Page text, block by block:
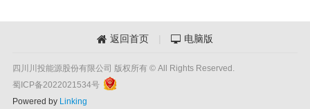
 返回首页  电脑版
四川川投能源股份有限公司 版权所有 © All Rights Reserved.
蜀ICP备2022021534号
Powered by Linking